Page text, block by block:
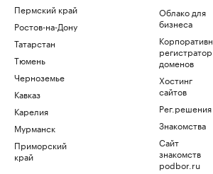
Пермский край
Ростов-на-Дону
Татарстан
Тюмень
Черноземье
Кавказ
Карелия
Мурманск
Приморский
край
Облако для
бизнеса
регистратор
доменов
Хостинг
сайтов
Рег.решения
Знакомства
Сайт
знакомств
podbor.ru